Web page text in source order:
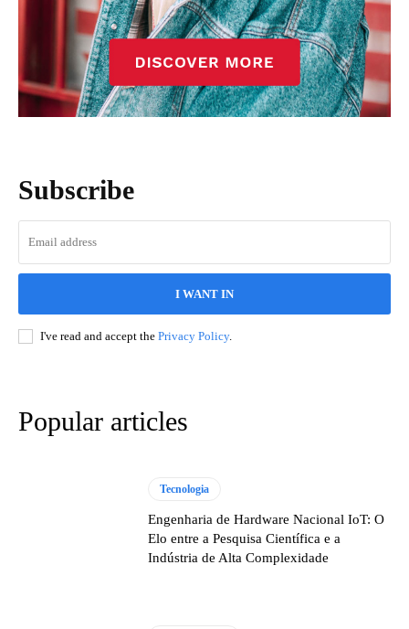
Subscribe
I WANT IN
I've read and accept the Privacy Policy.
Popular articles
Tecnologia
Engenharia de Hardware Nacional IoT: O
Elo entre a Pesquisa Científica e a
Indústria de Alta Complexidade